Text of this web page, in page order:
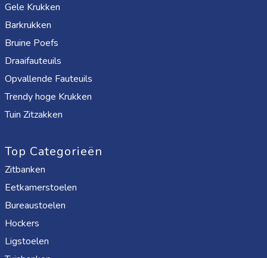
Gele Krukken
Barkrukken
Bruine Poefs
Draaifauteuils
Opvallende Fauteuils
Trendy hoge Krukken
Tuin Zitzakken
Top Categorieën
Zitbanken
Eetkamerstoelen
Bureaustoelen
Hockers
Ligstoelen